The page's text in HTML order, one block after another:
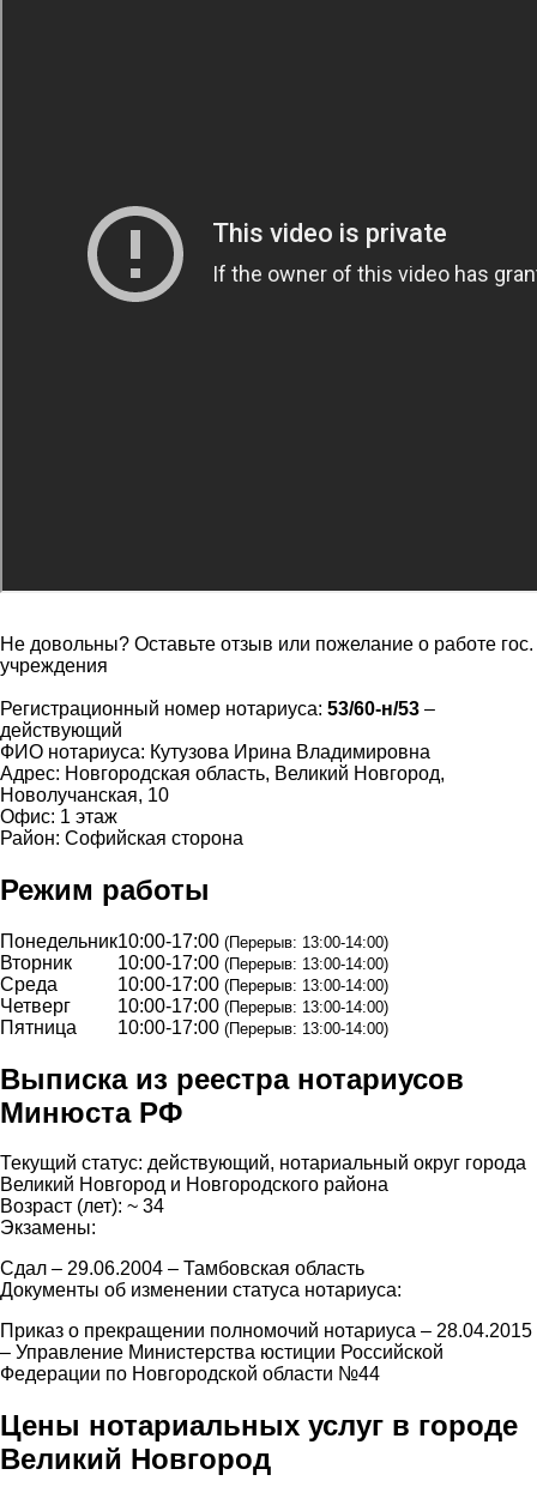
Не довольны? Оставьте отзыв или пожелание о работе гос.
учреждения
Регистрационный номер нотариуса: 53/60-н/53 –
действующий
ФИО нотариуса: Кутузова Ирина Владимировна
Адрес: Новгородская область, Великий Новгород,
Новолучанская, 10
Офис: 1 этаж
Район: Софийская сторона
Режим работы
Понедельник10:00-17:00 (Перерыв: 13:00-14:00)
Вторник 10:00-17:00 (Перерыв: 13:00-14:00)
Среда 10:00-17:00 (Перерыв: 13:00-14:00)
Четверг 10:00-17:00 (Перерыв: 13:00-14:00)
Пятница 10:00-17:00 (Перерыв: 13:00-14:00)
Выписка из реестра нотариусов
Минюста РФ
Текущий статус: действующий, нотариальный округ города
Великий Новгород и Новгородского района
Возраст (лет): ~ 34
Экзамены:
Сдал – 29.06.2004 – Тамбовская область
Документы об изменении статуса нотариуса:
Приказ о прекращении полномочий нотариуса – 28.04.2015
– Управление Министерства юстиции Российской
Федерации по Новгородской области №44
Цены нотариальных услуг в городе
Великий Новгород